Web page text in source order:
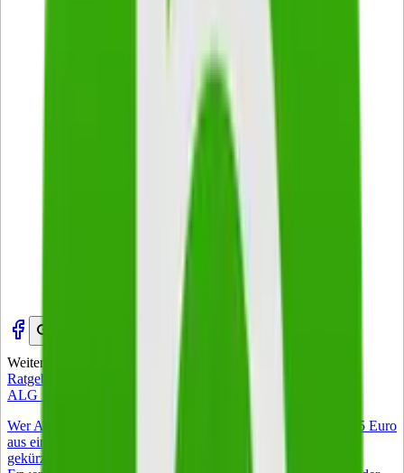
Weitere Artikel
Ratgeber
ALG 1 Zuverdienst – was 2026 gilt
Wer Arbeitslosengeld I bezieht, darf 2026 monatlich bis zu 165 Euro
aus einem Nebenjob behalten, ohne dass das Arbeitslosengeld
gekürzt wird. Voraussetzung ist, dass die wöchentliche